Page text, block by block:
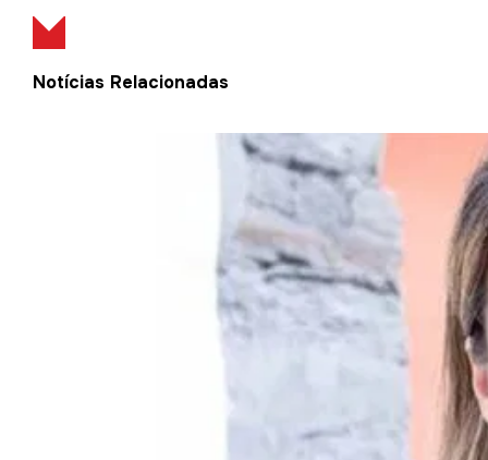
Notícias Relacionadas